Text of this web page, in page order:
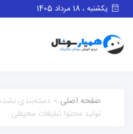
یکشنبه ، 18 مرداد 1405
صفحه اصلی > دسته‌بندی
تولید محتوا تبلیغات محیطی